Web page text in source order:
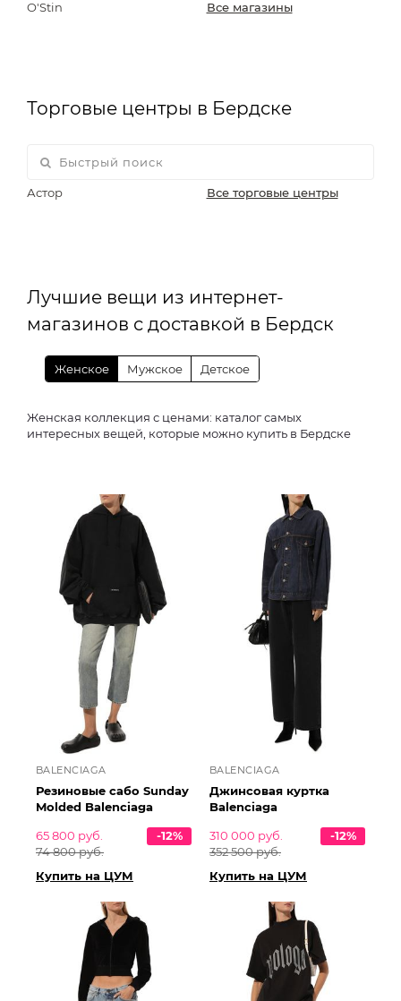
O'Stin
Все магазины
Торговые центры в Бердске
Астор Все торговые центры
Лучшие вещи из интернет-
магазинов с доставкой в Бердск
Женское Мужское Детское
Женская коллекция с ценами: каталог самых
интересных вещей, которые можно купить в Бердске
BALENCIAGA
Резиновые сабо Sunday
Molded Balenciaga
65 800 руб.
74 800 руб.
-12%
Купить на ЦУМ
BALENCIAGA
Джинсовая куртка
Balenciaga
310 000 руб.
352 500 руб.
-12%
Купить на ЦУМ